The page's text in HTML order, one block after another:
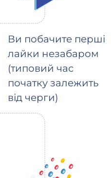
Ви побачите перші
лайки незабаром
(типовий час
початку залежить
від черги)